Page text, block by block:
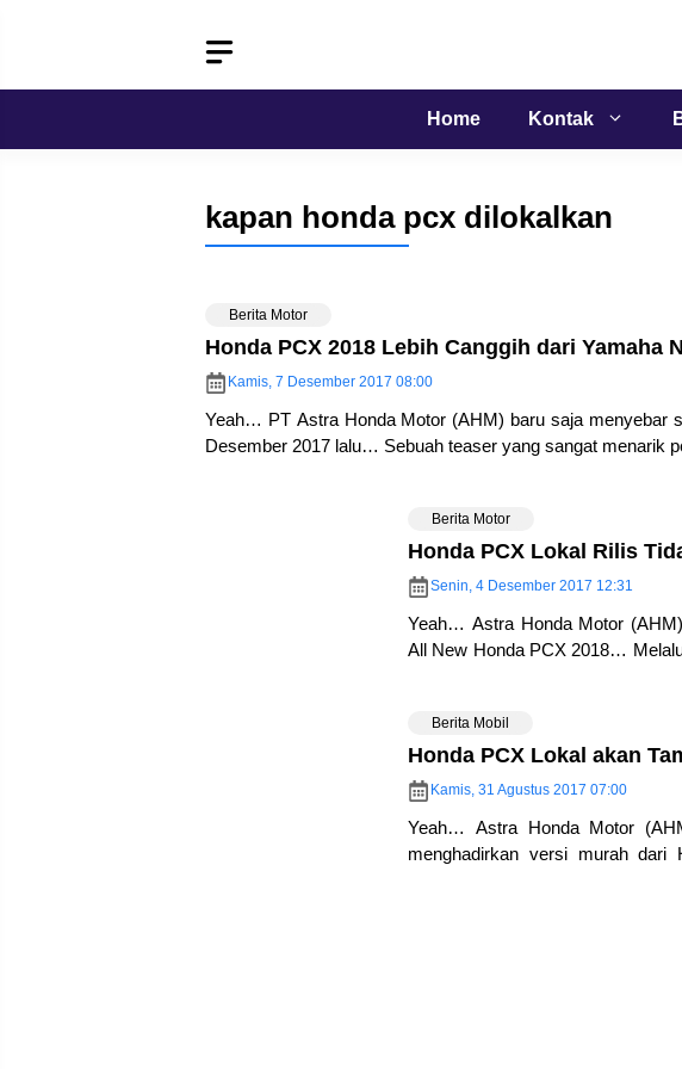
Home Kontak
kapan honda pcx dilokalkan
Berita Motor
Honda PCX 2018 Lebih Canggih dari Yamaha
Kamis, 7 Desember 2017 08:00
Yeah… PT Astra Honda Motor (AHM) baru saja menyebar
Desember 2017 lalu… Sebuah teaser yang sangat menarik
Berita Motor
Honda PCX Lokal Rilis
Senin, 4 Desember 2017 12:31
Yeah… Astra Honda Motor
All New Honda PCX 2018…
Berita Mobil
Honda PCX Lokal akan
Kamis, 31 Agustus 2017 07:00
Yeah… Astra Honda Motor
menghadirkan versi murah dari